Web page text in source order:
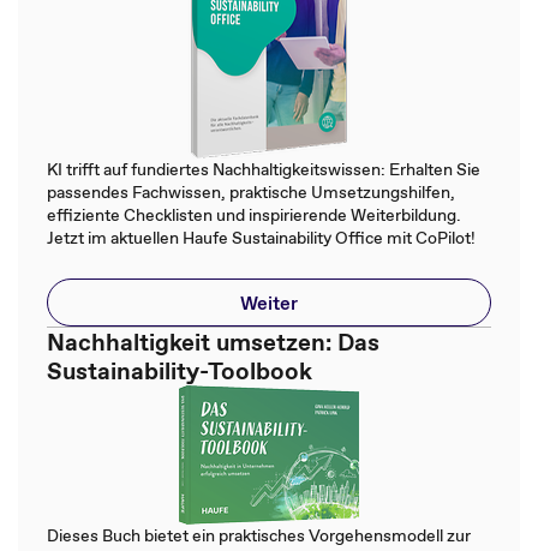
KI trifft auf fundiertes Nachhaltigkeitswissen: Erhalten Sie
passendes Fachwissen, praktische Umsetzungshilfen,
effiziente Checklisten und inspirierende Weiterbildung.
Jetzt im aktuellen Haufe Sustainability Office mit CoPilot!
Weiter
Nachhaltigkeit umsetzen: Das
Sustainability-Toolbook
Dieses Buch bietet ein praktisches Vorgehensmodell zur